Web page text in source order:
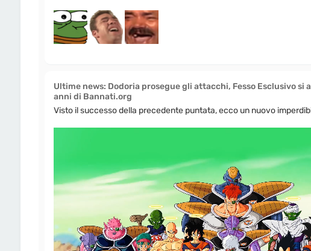
Ultime news: Dodoria prosegue gli attacchi, Fesso Esclusivo si
anni di Bannati.org
Visto il successo della precedente puntata, ecco un nuovo